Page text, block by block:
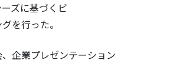
ズに基づくビ
を行った。
、企業プレゼンテーション